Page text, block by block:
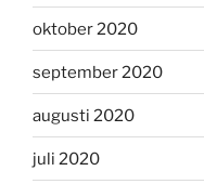
oktober 2020
september 2020
augusti 2020
juli 2020